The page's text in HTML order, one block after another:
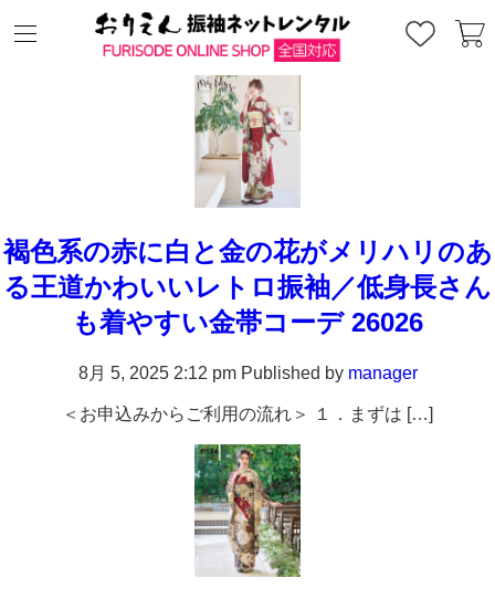
Archives
褐色系の赤に白と金の花がメリハリのあ
る王道かわいいレトロ振袖／低身長さん
も着やすい金帯コーデ 26026
8月 5, 2025 2:12 pm Published by manager
＜お申込みからご利用の流れ＞ １．まずは […]